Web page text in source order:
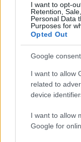
I want to opt-
Retention,
Personal Data
Purposes for
Opted Out
Google
I want to allow
related to
device
I want to allow
Google for